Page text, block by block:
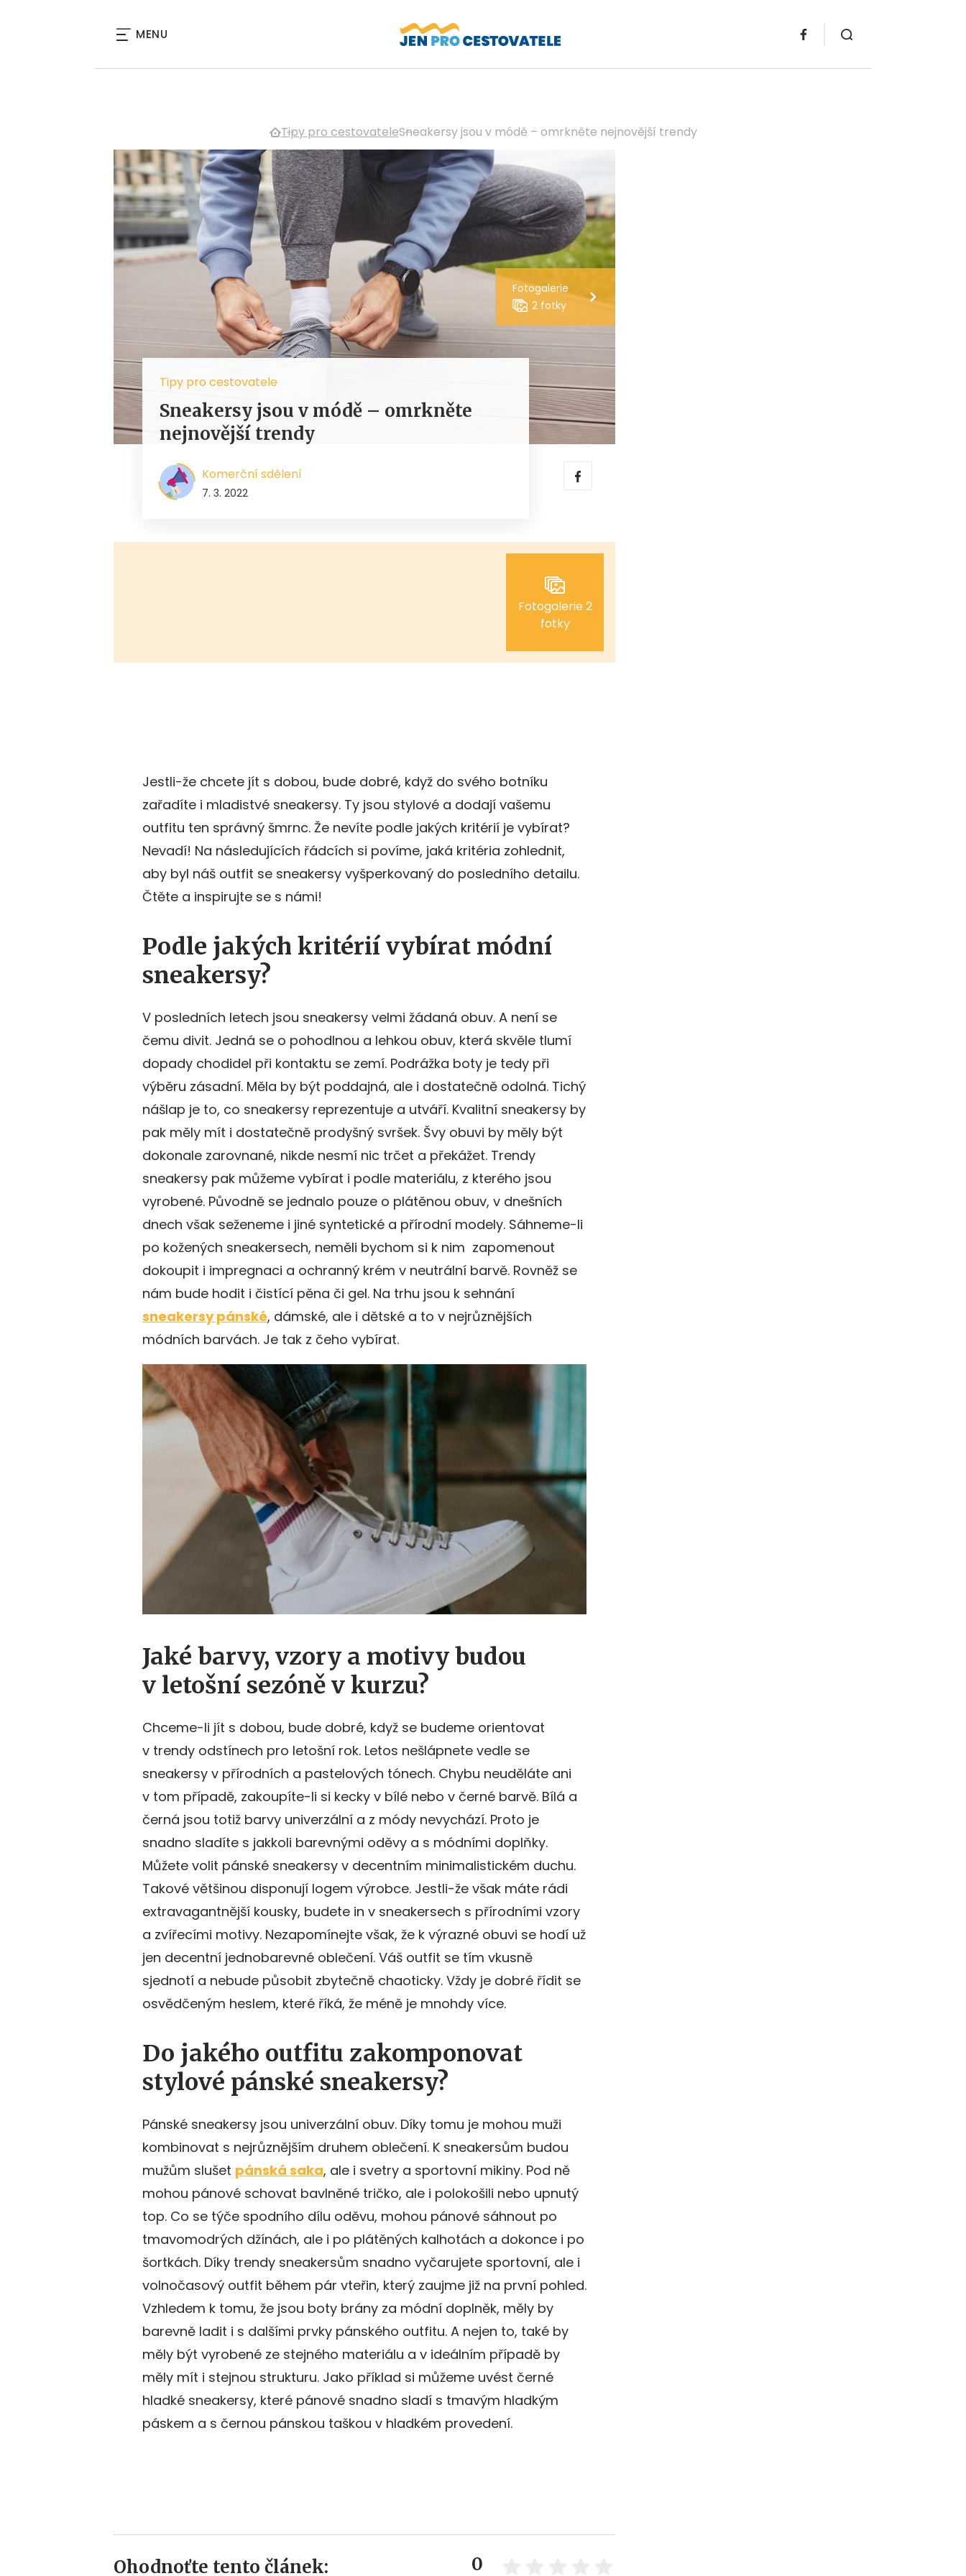
MENU
Tipy pro cestovateleSneakersy jsou v módě – omrkněte nejnovější trendy
Fotogalerie
2 fotky
Tipy pro cestovatele
Sneakersy jsou v módě – omrkněte
nejnovější trendy
Komerční sdělení
7. 3. 2022
Fotogalerie 2
fotky
Jestli-že chcete jít s dobou, bude dobré, když do svého botníku
zařadíte i mladistvé sneakersy. Ty jsou stylové a dodají vašemu
outfitu ten správný šmrnc. Že nevíte podle jakých kritérií je vybírat?
Nevadí! Na následujících řádcích si povíme, jaká kritéria zohlednit,
aby byl náš outfit se sneakersy vyšperkovaný do posledního detailu.
Čtěte a inspirujte se s námi!
Podle jakých kritérií vybírat módní
sneakersy?
V posledních letech jsou sneakersy velmi žádaná obuv. A není se
čemu divit. Jedná se o pohodlnou a lehkou obuv, která skvěle tlumí
dopady chodidel při kontaktu se zemí. Podrážka boty je tedy při
výběru zásadní. Měla by být poddajná, ale i dostatečně odolná. Tichý
nášlap je to, co sneakersy reprezentuje a utváří. Kvalitní sneakersy by
pak měly mít i dostatečně prodyšný svršek. Švy obuvi by měly být
dokonale zarovnané, nikde nesmí nic trčet a překážet. Trendy
sneakersy pak můžeme vybírat i podle materiálu, z kterého jsou
vyrobené. Původně se jednalo pouze o plátěnou obuv, v dnešních
dnech však seženeme i jiné syntetické a přírodní modely. Sáhneme-li
po kožených sneakersech, neměli bychom si k nim zapomenout
dokoupit i impregnaci a ochranný krém v neutrální barvě. Rovněž se
nám bude hodit i čistící pěna či gel. Na trhu jsou k sehnání
sneakersy pánské, dámské, ale i dětské a to v nejrůznějších
módních barvách. Je tak z čeho vybírat.
Jaké barvy, vzory a motivy budou
v letošní sezóně v kurzu?
Chceme-li jít s dobou, bude dobré, když se budeme orientovat
v trendy odstínech pro letošní rok. Letos nešlápnete vedle se
sneakersy v přírodních a pastelových tónech. Chybu neuděláte ani
v tom případě, zakoupíte-li si kecky v bílé nebo v černé barvě. Bílá a
černá jsou totiž barvy univerzální a z módy nevychází. Proto je
snadno sladíte s jakkoli barevnými oděvy a s módními doplňky.
Můžete volit pánské sneakersy v decentním minimalistickém duchu.
Takové většinou disponují logem výrobce. Jestli-že však máte rádi
extravagantnější kousky, budete in v sneakersech s přírodními vzory
a zvířecími motivy. Nezapomínejte však, že k výrazné obuvi se hodí už
jen decentní jednobarevné oblečení. Váš outfit se tím vkusně
sjednotí a nebude působit zbytečně chaoticky. Vždy je dobré řídit se
osvědčeným heslem, které říká, že méně je mnohdy více.
Do jakého outfitu zakomponovat
stylové pánské sneakersy?
Pánské sneakersy jsou univerzální obuv. Díky tomu je mohou muži
kombinovat s nejrůznějším druhem oblečení. K sneakersům budou
mužům slušet pánská saka, ale i svetry a sportovní mikiny. Pod ně
mohou pánové schovat bavlněné tričko, ale i polokošili nebo upnutý
top. Co se týče spodního dílu oděvu, mohou pánové sáhnout po
tmavomodrých džínách, ale i po plátěných kalhotách a dokonce i po
šortkách. Díky trendy sneakersům snadno vyčarujete sportovní, ale i
volnočasový outfit během pár vteřin, který zaujme již na první pohled.
Vzhledem k tomu, že jsou boty brány za módní doplněk, měly by
barevně ladit i s dalšími prvky pánského outfitu. A nejen to, také by
měly být vyrobené ze stejného materiálu a v ideálním případě by
měly mít i stejnou strukturu. Jako příklad si můžeme uvést černé
hladké sneakersy, které pánové snadno sladí s tmavým hladkým
páskem a s černou pánskou taškou v hladkém provedení.
Ohodnoťte tento článek: 0